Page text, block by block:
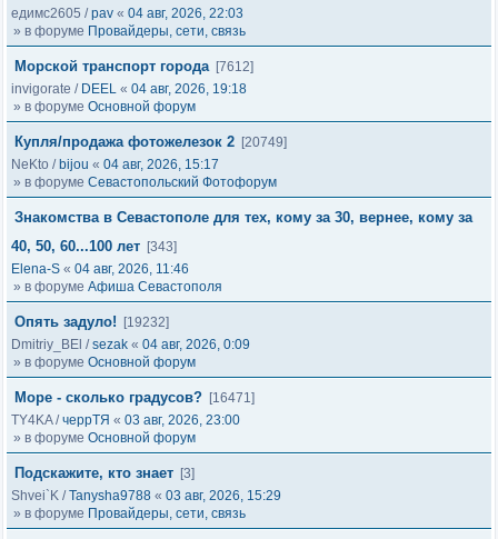
едимс2605 /pav « 04 авг, 2026, 22:03
» в форуме Провайдеры, сети, связь
Морской транспорт города [7612]
invigorate / DEEL « 04 авг, 2026, 19:18
» в форуме Основной форум
Купля/продажа фотожелезок 2 [20749]
NeKto / bijou « 04 авг, 2026, 15:17
» в форуме Севастопольский Фотофорум
Знакомства в Севастополе для тех, кому за 30, вернее, кому за
40, 50, 60...100 лет [343]
Elena-S « 04 авг, 2026, 11:46
» в форуме Афиша Севастополя
Опять задуло!
[19232]
Dmitriy_BEl /sezak « 04 авг, 2026, 0:09
» в форуме Основной форум
Море - сколько градусов? [16471]
TY4KA/черрТЯ « 03 авг, 2026, 23:00
» в форуме Основной форум
Подскажите, кто знает [3]
Shvei`K /Tanysha9788 « 03 авг, 2026, 15:29
» в форуме Провайдеры, сети, связь